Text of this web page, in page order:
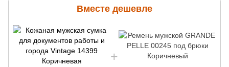
Вместе дешевле